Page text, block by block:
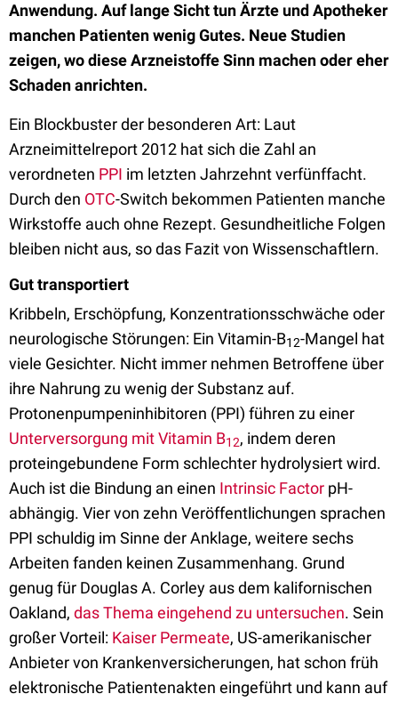
Anwendung. Auf lange Sicht tun Ärzte und Apotheker
manchen Patienten wenig Gutes. Neue Studien
zeigen, wo diese Arzneistoffe Sinn machen oder eher
Schaden anrichten.
Ein Blockbuster der besonderen Art: Laut
Arzneimittelreport 2012 hat sich die Zahl an
verordneten PPI im letzten Jahrzehnt verfünffacht.
Durch den OTC-Switch bekommen Patienten manche
Wirkstoffe auch ohne Rezept. Gesundheitliche Folgen
bleiben nicht aus, so das Fazit von Wissenschaftlern.
Gut transportiert
Kribbeln, Erschöpfung, Konzentrationsschwäche oder
neurologische Störungen: Ein Vitamin-B12-Mangel hat
viele Gesichter. Nicht immer nehmen Betroffene über
ihre Nahrung zu wenig der Substanz auf.
Protonenpumpeninhibitoren (PPI) führen zu einer
Unterversorgung mit Vitamin B12, indem deren
proteingebundene Form schlechter hydrolysiert wird.
Auch ist die Bindung an einen Intrinsic Factor pH-
abhängig. Vier von zehn Veröffentlichungen sprachen
PPI schuldig im Sinne der Anklage, weitere sechs
Arbeiten fanden keinen Zusammenhang. Grund
genug für Douglas A. Corley aus dem kalifornischen
Oakland, das Thema eingehend zu untersuchen. Sein
großer Vorteil: Kaiser Permeate, US-amerikanischer
Anbieter von Krankenversicherungen, hat schon früh
elektronische Patientenakten eingeführt und kann auf